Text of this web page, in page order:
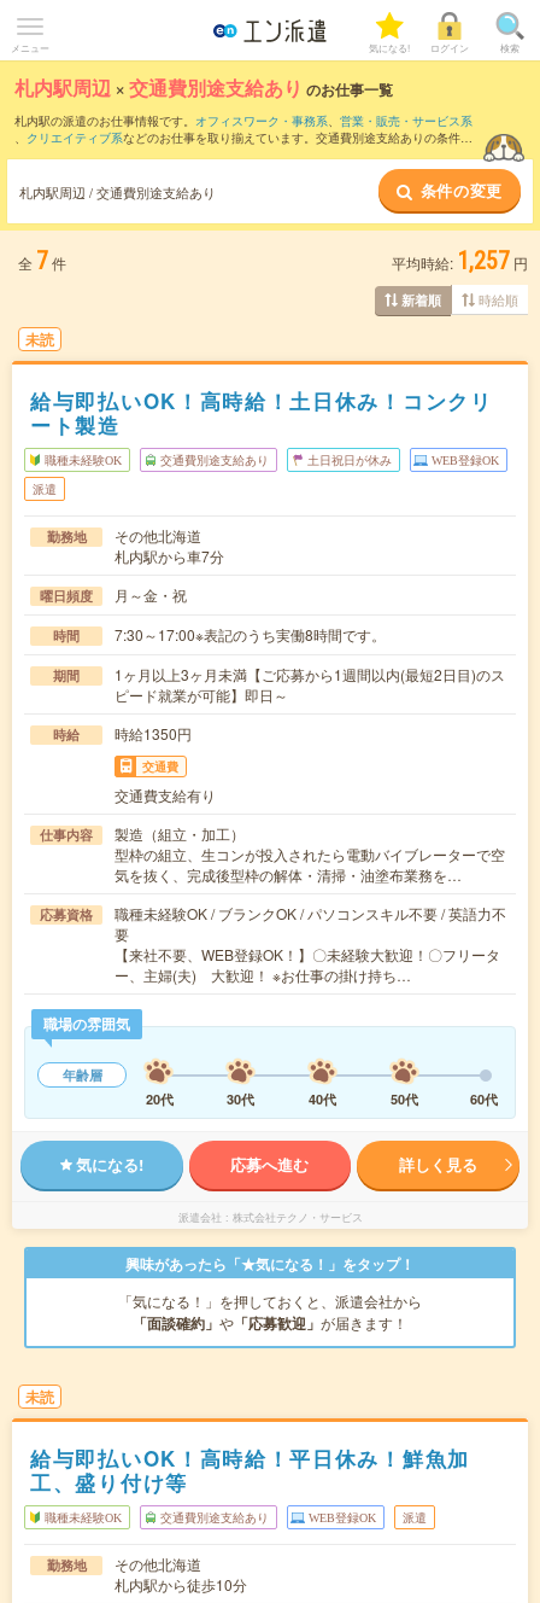
メニュー 気になる! ログイン 検索
札内駅周辺 ×交通費別途支給あり のお仕事一覧
札内駅の派遣のお仕事情報です。 オフィスワーク・事務系、 営業・販売・サービス系
、 クリエイティブ系などのお仕事を取り揃えています。交通費別途支給ありの条件の
札内駅周辺 / 交通費別途支給あり 条件の変更
全 7件 平均時給: 1,257 円
新着順 時給順
未読
給与即払いOK！高時給！土日休み！コンクリ
ート製造
職種未経験OK 交通費別途支給あり 土日祝日が休み WEB登録OK
派遣
勤務地
その他北海道
札内駅から車7分
曜日頻度 月～金・祝
時間 7:30～17:00※表記のうち実働8時間です。
期間
1ヶ月以上3ヶ月未満【ご応募から1週間以内(最短2日目)のス
ピード就業が可能】即日～
時給 時給1350円
交通費
交通費支給有り
仕事内容
製造（組立・加工）
型枠の組立、生コンが投入されたら電動バイブレーターで空
気を抜く、完成後型枠の解体・清掃・油塗布業務を…
応募資格
職種未経験OK / ブランクOK / パソコンスキル不要 / 英語力不
要
【来社不要、WEB登録OK！】〇未経験大歓迎！〇フリータ
ー、主婦(夫) 大歓迎！ ※お仕事の掛け持ち…
職場の雰囲気
年齢層
20代
30代 40代 50代 60代
気になる! 応募へ進む 詳しく見る
派遣会社 株式会社テクノ・サービス
興味があったら「★気になる！」をタップ！
「気になる！」を押しておくと、派遣会社から
「面談確約」 や 「応募歓迎」 が届きます！
未読
給与即払いOK！高時給！平日休み！鮮魚加
工、盛り付け等
職種未経験OK 交通費別途支給あり WEB登録OK 派遣
勤務地
その他北海道
札内駅から徒歩10分